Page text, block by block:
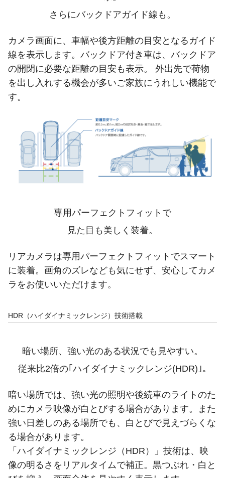
さらにバックドアガイド線も。
カメラ画面に、車幅や後方距離の目安となるガイド
線を表示します。バックドア付き車は、バックドア
の開閉に必要な距離の目安も表示。 外出先で荷物
を出し入れする機会が多いご家族にうれしい機能で
す。
専用パーフェクトフィットで
見た目も美しく装着。
リアカメラは専用パーフェクトフィットでスマート
に装着。画角のズレなども気にせず、安心してカメ
ラをお使いいただけます。
HDR（ハイダイナミックレンジ）技術搭載
暗い場所、強い光のある状況でも見やすい。
従来比2倍の｢ハイダイナミックレンジ(HDR)｣｡
暗い場所では、強い光の照明や後続車のライトのた
めにカメラ映像が白とびする場合があります。また
強い日差しのある場所でも、白とびで見えづらくな
る場合があります。
「ハイダイナミックレンジ（HDR）」技術は、映
像の明るさをリアルタイムで補正。黒つぶれ・白と